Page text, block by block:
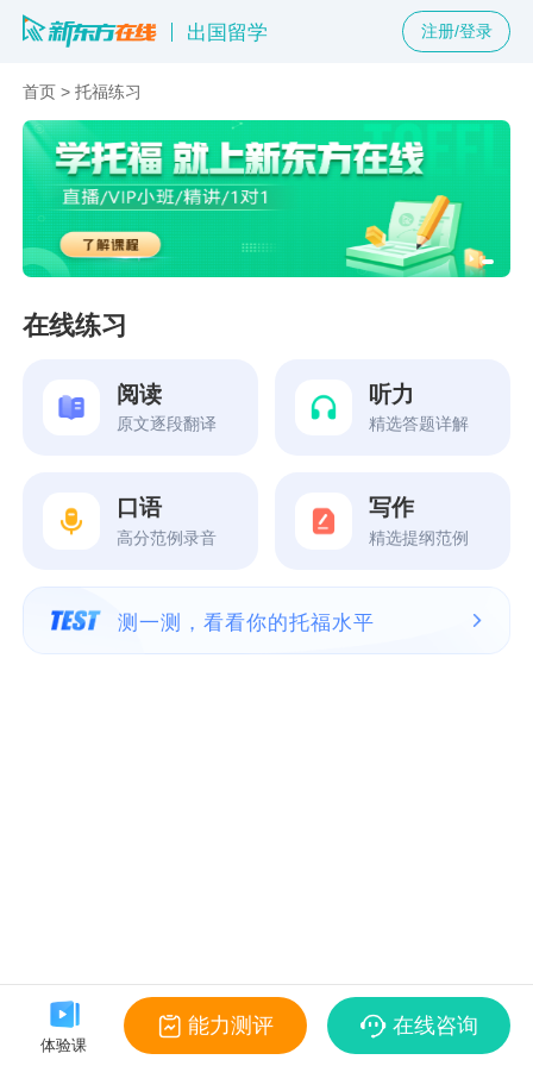
出国留学 注册/登录
首页 >托福练习
在线练习
阅读
原文逐段翻译
听力
精选答题详解
口语
高分范例录音
写作
精选提纲范例
测一测，看看你的托福水平
体验课
能力测评 在线咨询